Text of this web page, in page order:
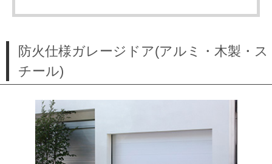
防火仕様ガレージドア(アルミ・木製・ス
チール)